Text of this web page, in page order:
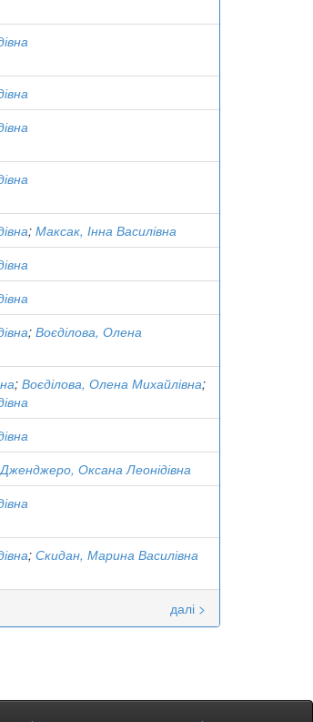
; Максак, Інна Василівна
; Воєділова, Олена
; Воєділова, Олена Михайлівна;
Дженджеро, Оксана Леонідівна
; Скидан, Марина Василівна
далі >